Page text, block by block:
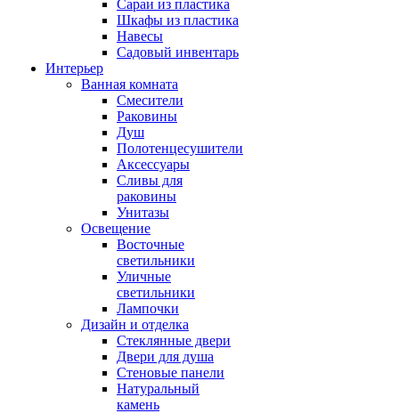
Сараи из пластика
Шкафы из пластика
Навесы
Садовый инвентарь
Интерьер
Ванная комната
Смесители
Раковины
Душ
Полотенцесушители
Аксессуары
Сливы для
раковины
Унитазы
Освещение
Восточные
светильники
Уличные
светильники
Лампочки
Дизайн и отделка
Стеклянные двери
Двери для душа
Стеновые панели
Натуральный
камень